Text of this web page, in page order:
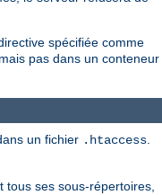
spécifiée comme
mais pas dans un conteneur
un fichier .htaccess.
tous ses sous-répertoires,